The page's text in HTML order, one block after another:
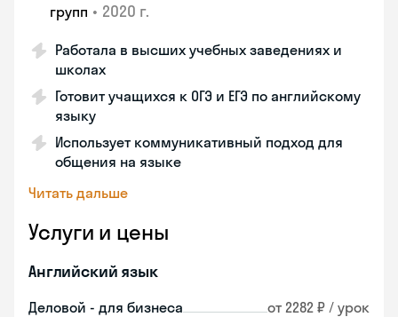
групп • 2020 г.
Работала в высших учебных заведениях и
школах
Готовит учащихся к ОГЭ и ЕГЭ по английскому
языку
Использует коммуникативный подход для
общения на языке
Читать дальше
Услуги и цены
Английский язык
Деловой - для бизнеса от 2282 ₽ / урок